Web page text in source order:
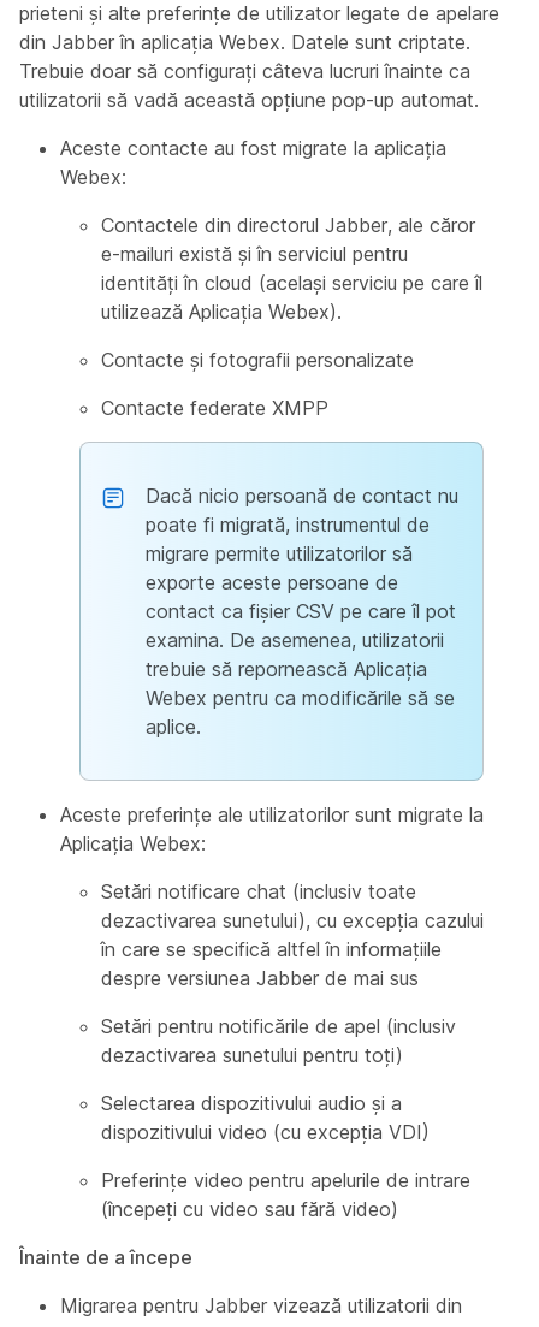
prieteni și alte preferințe de utilizator legate de apelare
din Jabber în aplicația Webex. Datele sunt criptate.
Trebuie doar să configurați câteva lucruri înainte ca
utilizatorii să vadă această opțiune pop-up automat.
Aceste contacte au fost migrate la aplicația
Webex:
Contactele din directorul Jabber, ale căror
e-mailuri există și în serviciul pentru
identități în cloud (același serviciu pe care îl
utilizează Aplicația Webex).
Contacte și fotografii personalizate
Contacte federate XMPP
Dacă nicio persoană de contact nu
poate fi migrată, instrumentul de
migrare permite utilizatorilor să
exporte aceste persoane de
contact ca fișier CSV pe care îl pot
examina. De asemenea, utilizatorii
trebuie să repornească Aplicația
Webex pentru ca modificările să se
aplice.
Aceste preferințe ale utilizatorilor sunt migrate la
Aplicația Webex:
Setări notificare chat (inclusiv toate
dezactivarea sunetului), cu excepția cazului
în care se specifică altfel în informațiile
despre versiunea Jabber de mai sus
Setări pentru notificările de apel (inclusiv
dezactivarea sunetului pentru toți)
Selectarea dispozitivului audio și a
dispozitivului video (cu excepția VDI)
Preferințe video pentru apelurile de intrare
(începeți cu video sau fără video)
Înainte de a începe
Migrarea pentru Jabber vizează utilizatorii din